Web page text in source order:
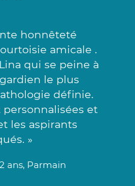
honnêteté
amicale .
qui se peine à
le plus
définie.
personnalisées et
les aspirants
»
ans, Parmain